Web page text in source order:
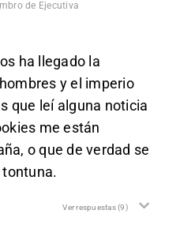
de Ejecutiva
ha llegado la
y el imperio
que leí alguna noticia
me están
o que de verdad se
tontuna.
Ver respuestas(9)